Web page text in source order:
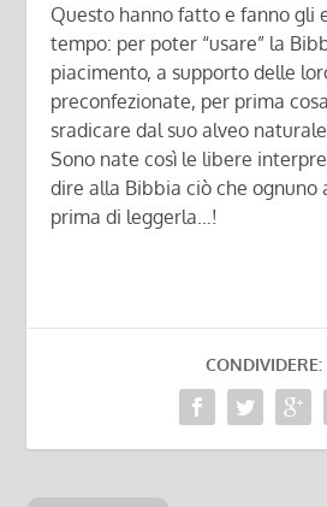
Questo hanno fatto e fanno gli
tempo: per poter “usare” la
piacimento, a supporto delle
preconfezionate, per prima
sradicare dal suo alveo
Sono nate così le libere
dire alla Bibbia ciò che ognuno
prima di leggerla…!
CONDIVIDERE: